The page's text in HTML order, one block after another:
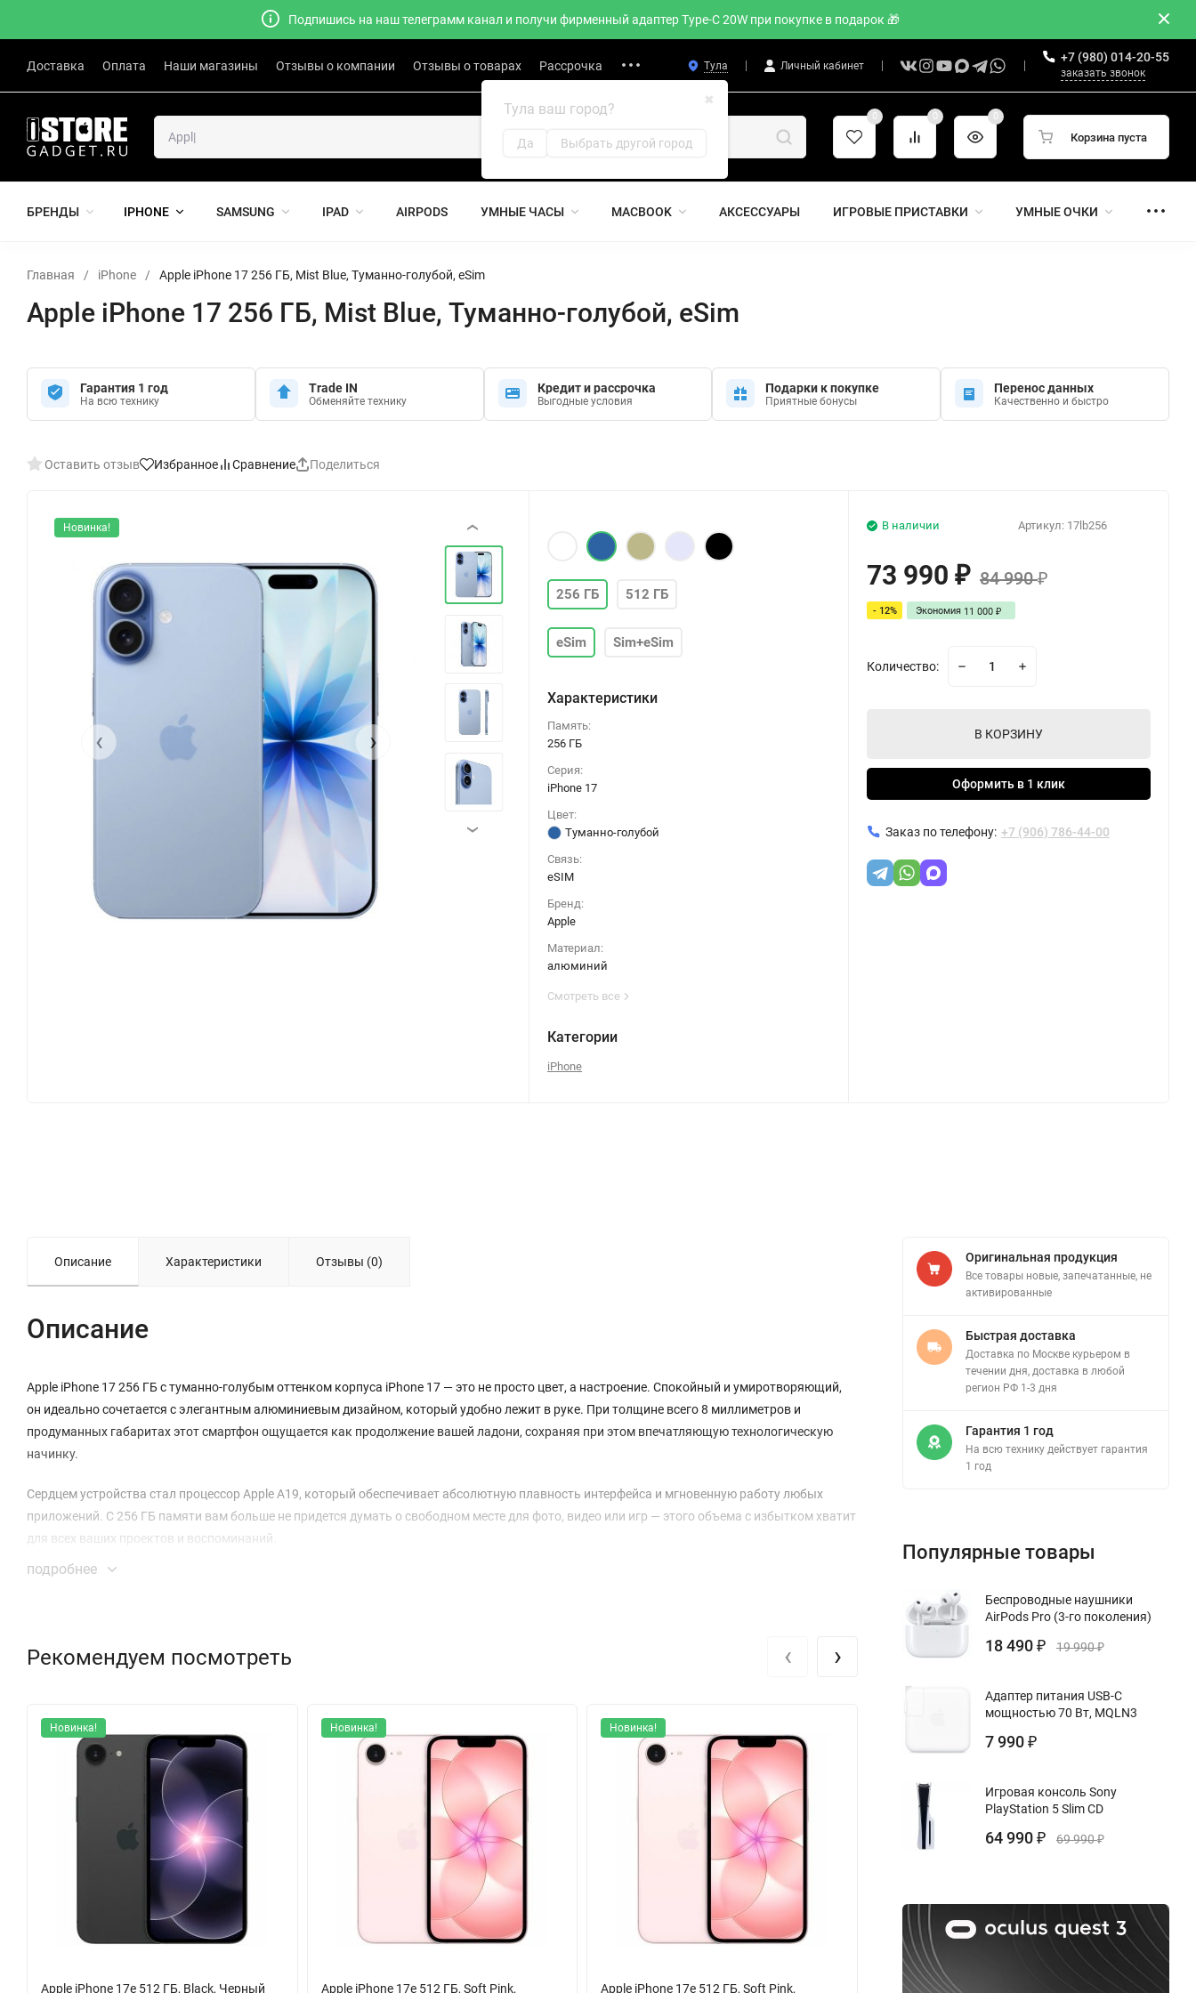
Подпишись на наш телеграмм канал и получи фирменный адаптер Type-C 20W при покупке в подарок 🎁
Доставка Оплата Наши магазины Отзывы о компании Отзывы о товарах Рассрочка Тула
✖
Тула ваш город?
Да Выбрать другой город
Личный кабинет
+7 (980) 014-20-55
заказать звонок
0 0 0
Корзина пуста
БРЕНДЫ IPHONE SAMSUNG IPAD AIRPODS УМНЫЕ ЧАСЫ MACBOOK АКСЕССУАРЫ ИГРОВЫЕ ПРИСТАВКИ УМНЫЕ ОЧКИ
Главная / iPhone / Apple iPhone 17 256 ГБ, Mist Blue, Туманно-голубой, eSim
Apple iPhone 17 256 ГБ, Mist Blue, Туманно-голубой, eSim
Гарантия 1 год
На всю технику
Trade IN
Обменяйте технику
Кредит и рассрочка
Выгодные условия
Подарки к покупке
Приятные бонусы
Перенос данных
Качественно и быстро
Оставить отзыв Избранное Сравнение Поделиться
Новинка!
‹ ›
‹
›
256 ГБ 512 ГБ
eSim Sim+eSim
Характеристики
Память:
256 ГБ
Серия:
iPhone 17
Цвет:
Туманно-голубой
Связь:
eSIM
Бренд:
Apple
Материал:
алюминий
Смотреть все
Категории
iPhone
Артикул: 17lb256
В наличии
73 990₽ 84 990₽
- 12% Экономия 11 000₽
Количество:
В КОРЗИНУ
Оформить в 1 клик
Заказ по телефону: +7 (906) 786-44-00
Описание Характеристики Отзывы (0)
Описание
Apple iPhone 17 256 ГБ с туманно-голубым оттенком корпуса iPhone 17 — это не просто цвет, а настроение. Спокойный и умиротворяющий,
он идеально сочетается с элегантным алюминиевым дизайном, который удобно лежит в руке. При толщине всего 8 миллиметров и
продуманных габаритах этот смартфон ощущается как продолжение вашей ладони, сохраняя при этом впечатляющую технологическую
начинку.
Сердцем устройства стал процессор Apple A19, который обеспечивает абсолютную плавность интерфейса и мгновенную работу любых
приложений. С 256 ГБ памяти вам больше не придется думать о свободном месте для фото, видео или игр — этого объема с избытком хватит
для всех ваших проектов и воспоминаний.
Дисплей Super Retina XDR диагональю 6,3 дюйма — это настоящее окно в мир контента. С разрешением 2622 x 1206 пикселей и невероятной
Фотографические возможности iPhone 17 открывают новый уровень творчества. Двойная основная камера с двумя модулями по 48 МП —
4K, которые не стыдно показать самым взыскательным зрителям.
Для селфи и видеозвонков предназначена 18-мегапиксельная фронтальная камера с диафрагмой f/1.9. Она гарантирует, что вы всегда
будете в выгодном свете, а ваши истории в социальных сетях привлекут максимум внимания.
Связь будущего уже здесь. Поддержка всех современных сетей, включая 5G, обеспечивает молниеносную загрузку данных. А переход на
eSIM делает устройство еще более современным и защищенным. Навигация не подведет благодаря поддержке всех основных спутниковых
систем: GPS, ГЛОНАСС, Galileo и других.
Универсальный разъем USB Type-C упрощает жизнь — одним кабелем можно заряжать смартфон и подключать его к различным
аксессуарам. Степень защиты IP68 означает, что iPhone 17 не боится ни пыли, ни случайных брызг. А поддержка MagSafe открывает мир
подробнее
Рекомендуем посмотреть
Новинка!
Apple iPhone 17e 512 ГБ, Black, Черный
Новинка!
Apple iPhone 17e 512 ГБ, Soft Pink,
Новинка!
Apple iPhone 17e 512 ГБ, Soft Pink,
Apple iPhone 17e 256 ГБ, White, Белый,
‹ ›
Оригинальная продукция
Все товары новые, запечатанные, не
активированные
Быстрая доставка
Доставка по Москве курьером в
течении дня, доставка в любой
регион РФ 1-3 дня
Гарантия 1 год
На всю технику действует гарантия
1 год
Популярные товары
Беспроводные наушники
AirPods Pro (3-го поколения)
18 490 ₽ 19 990₽
Адаптер питания USB-C
мощностью 70 Вт, MQLN3
7 990 ₽
Игровая консоль Sony
PlayStation 5 Slim CD
64 990 ₽ 69 990₽